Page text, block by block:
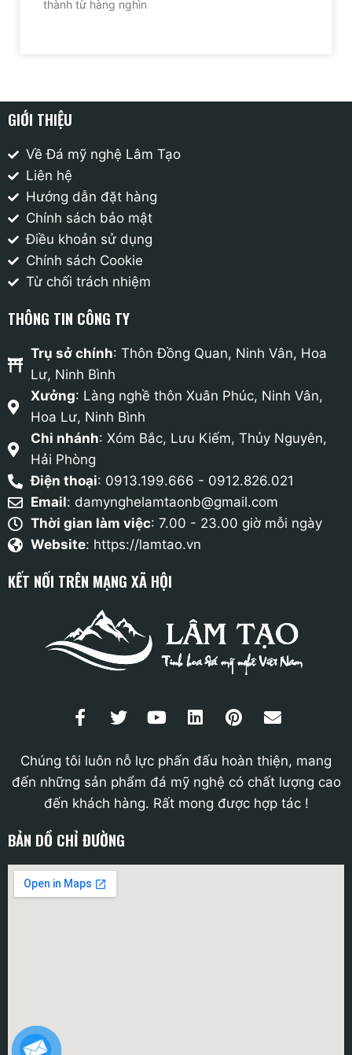
thành từ hàng nghìn
GIỚI THIỆU
Về Đá mỹ nghệ Lâm Tạo
Liên hệ
Hướng dẫn đặt hàng
Chính sách bảo mật
Điều khoản sử dụng
Chính sách Cookie
Từ chối trách nhiệm
THÔNG TIN CÔNG TY
Trụ sở chính: Thôn Đồng Quan, Ninh Vân, Hoa
Lư, Ninh Bình
Xưởng: Làng nghề thôn Xuân Phúc, Ninh Vân,
Hoa Lư, Ninh Bình
Chi nhánh: Xóm Bắc, Lưu Kiếm, Thủy Nguyên,
Hải Phòng
Điện thoại: 0913.199.666 - 0912.826.021
Email: damynghelamtaonb@gmail.com
Thời gian làm việc: 7.00 - 23.00 giờ mỗi ngày
Website: https://lamtao.vn
KẾT NỐI TRÊN MẠNG XÃ HỘI
Chúng tôi luôn nỗ lực phấn đấu hoàn thiện, mang
đến những sản phẩm đá mỹ nghệ có chất lượng cao
đến khách hàng. Rất mong được hợp tác !
BẢN DỒ CHỈ ĐƯỜNG